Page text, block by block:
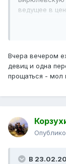
ведущее в
пуску
Вчера вечером
девиц и одна
прощаться - мол
В